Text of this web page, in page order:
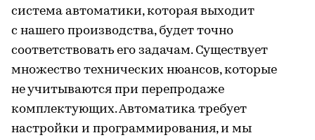
система автоматики, которая выходит
с нашего производства, будет точно
соответствовать его задачам. Существует
множество технических нюансов, которые
не учитываются при перепродаже
комплектующих. Автоматика требует
настройки и программирования, и мы